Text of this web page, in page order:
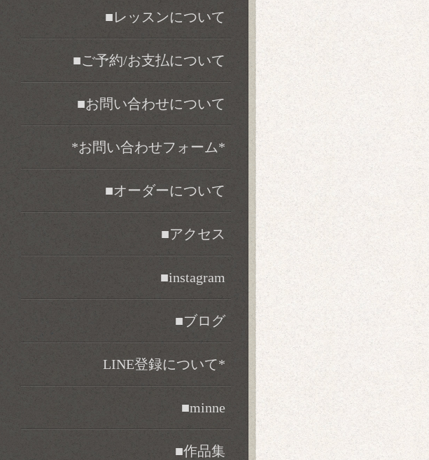
■レッスンについて
■ご予約/お支払について
■お問い合わせについて
*お問い合わせフォーム*
■オーダーについて
■アクセス
■instagram
■ブログ
LINE登録について*
■minne
■作品集